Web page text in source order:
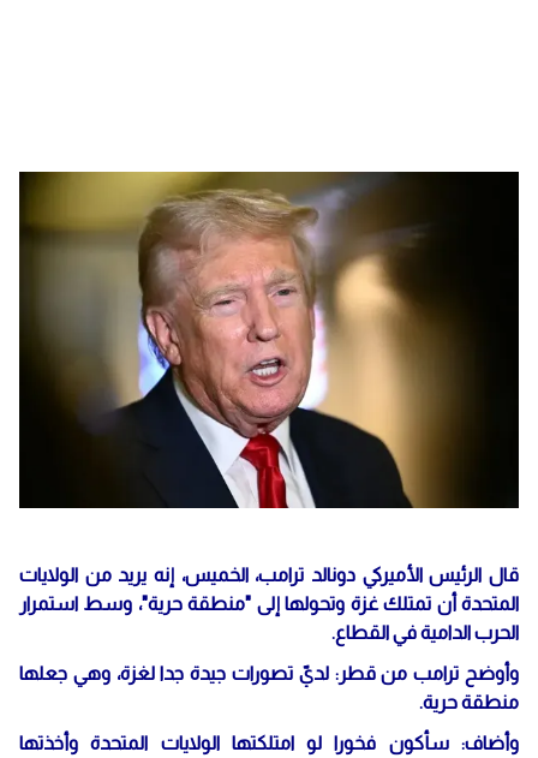
قال الرئيس الأميركي دونالد ترامب، الخميس، إنه يريد من الولايات
المتحدة أن تمتلك غزة وتحولها إلى "منطقة حرية"، وسط استمرار
الحرب الدامية في القطاع.
وأوضح ترامب من قطر: لديّ تصورات جيدة جدا لغزة، وهي جعلها
منطقة حرية.
وأضاف: سأكون فخورا لو امتلكتها الولايات المتحدة وأخذتها